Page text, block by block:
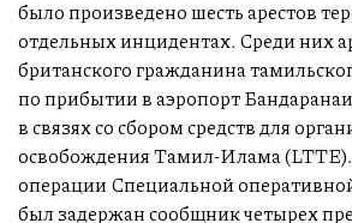
было произведено шесть арестов
отдельных инцидентах. Среди них
британского гражданина
по прибытии в аэропорт
в связях со сбором средств для
освобождения Тамил-Илама (LTTE).
операции Специальной
был задержан сообщник четырех